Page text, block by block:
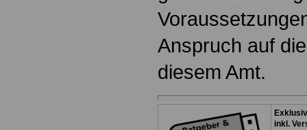
Anspruch auf
diesem Amt.
inkl.